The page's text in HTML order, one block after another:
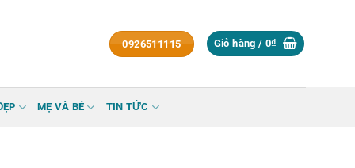
0926511115 Giỏ hàng / 0₫
MẸ VÀ BÉ TIN TỨC